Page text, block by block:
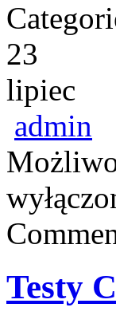
23
lipiec
admin
Testy